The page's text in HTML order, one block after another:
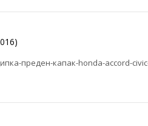
преден-капак-honda-accord-